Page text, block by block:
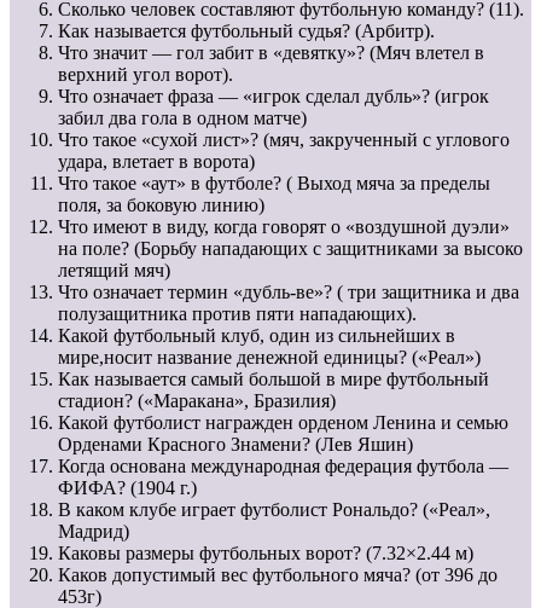
Сколько человек составляют футбольную команду? (11).
Как называется футбольный судья? (Арбитр).
Что значит — гол забит в «девятку»? (Мяч влетел в
верхний угол ворот).
Что означает фраза — «игрок сделал дубль»? (игрок
забил два гола в одном матче)
Что такое «сухой лист»? (мяч, закрученный с углового
удара, влетает в ворота)
Что такое «аут» в футболе? ( Выход мяча за пределы
поля, за боковую линию)
Что имеют в виду, когда говорят о «воздушной дуэли»
на поле? (Борьбу нападающих с защитниками за высоко
летящий мяч)
Что означает термин «дубль-ве»? ( три защитника и два
полузащитника против пяти нападающих).
Какой футбольный клуб, один из сильнейших в
мире,носит название денежной единицы? («Реал»)
Как называется самый большой в мире футбольный
стадион? («Маракана», Бразилия)
Какой футболист награжден орденом Ленина и семью
Орденами Красного Знамени? (Лев Яшин)
Когда основана международная федерация футбола —
ФИФА? (1904 г.)
В каком клубе играет футболист Рональдо? («Реал»,
Мадрид)
Каковы размеры футбольных ворот? (7.32×2.44 м)
Каков допустимый вес футбольного мяча? (от 396 до
453г)